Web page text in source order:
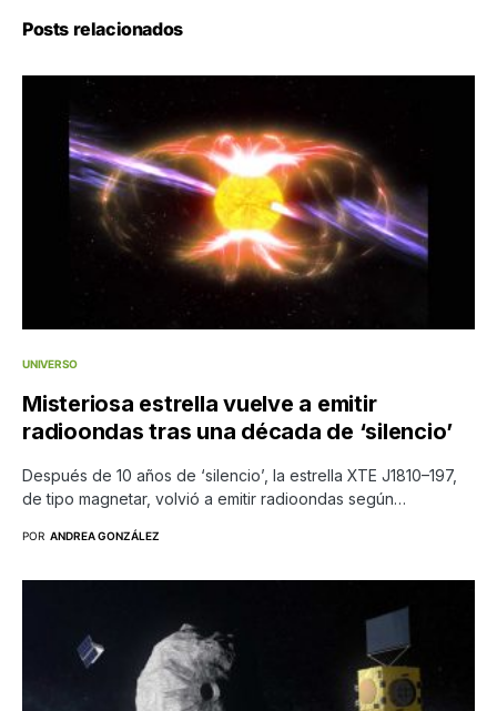
Posts relacionados
UNIVERSO
Misteriosa estrella vuelve a emitir
radioondas tras una década de ‘silencio’
Después de 10 años de ‘silencio’, la estrella XTE J1810–197,
de tipo magnetar, volvió a emitir radioondas según…
POR ANDREA GONZÁLEZ